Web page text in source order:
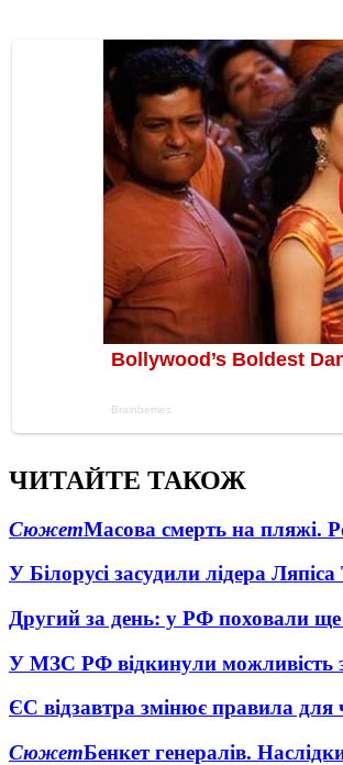
ЧИТАЙТЕ ТАКОЖ
СюжетМасова смерть на пляжі.
У Білорусі засудили лідера
Другий за день: у РФ поховали ще
У МЗС РФ відкинули можливість
ЄС відзавтра змінює правила для
СюжетБенкет генералів.